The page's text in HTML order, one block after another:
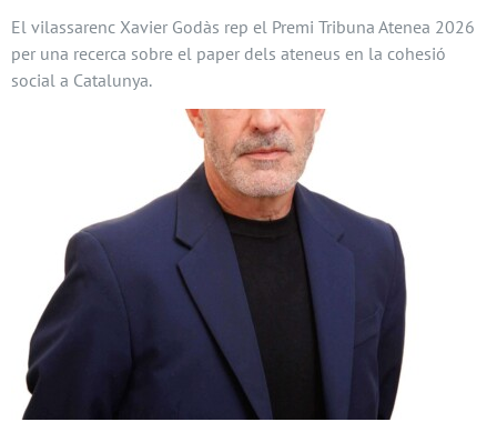
El vilassarenc Xavier Godàs rep el Premi Tribuna Atenea 2026
per una recerca sobre el paper dels ateneus en la cohesió
social a Catalunya.